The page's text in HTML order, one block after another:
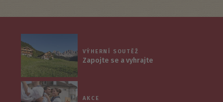
VÝHERNÍ SOUTĚŽ
Zapojte se a vyhrajte
AKCE